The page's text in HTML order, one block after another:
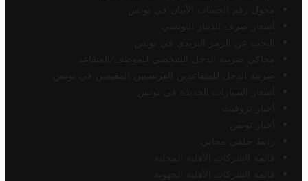
محول رقم الحساب الآيبان في تونس
أسعار صرف الدينار التونسي
البحث عن الرمز البريدي في تونس
محاكي ضريبة الدخل الشخصي للموظف/المتقاعد
ضريبة الدخل للمتقاعدين الفرنسيين المقيمين في تونس
أسعار السيارات الجديدة في تونس
أخبار تروفيت
أخبار تونس
رابط خلفي مجاني
قائمة الشركات الأهلية المحلية
قائمة الشركات الأهلية الجهوية